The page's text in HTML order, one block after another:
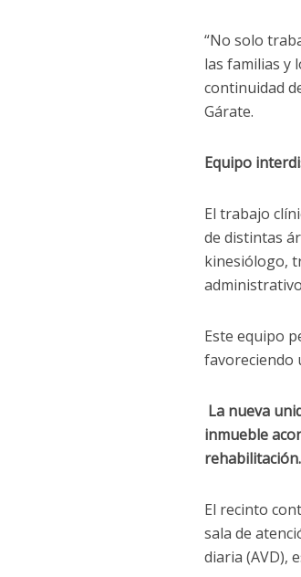
“No solo
las familias y
continuidad
Gárate.
Equipo
El trabajo
de distintas
kinesiólogo,
Este equipo
favoreciendo
La nueva
inmueble
rehabilitación.
El recinto
sala de
diaria (AVD),